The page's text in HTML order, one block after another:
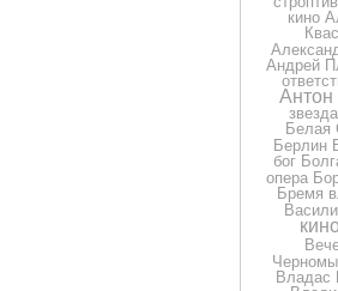
кино
Андрей
Антон
звезда
Белая
Берлин
бог
опера
Бремя
Владас